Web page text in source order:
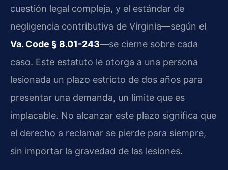
cuestión legal compleja, y el estándar de
negligencia contributiva de Virginia—según el
Va. Code § 8.01-243—se cierne sobre cada
caso. Este estatuto le otorga a una persona
lesionada un plazo estricto de dos años para
presentar una demanda, un límite que es
implacable. No alcanzar este plazo significa que
el derecho a reclamar se pierde para siempre,
sin importar la gravedad de las lesiones.